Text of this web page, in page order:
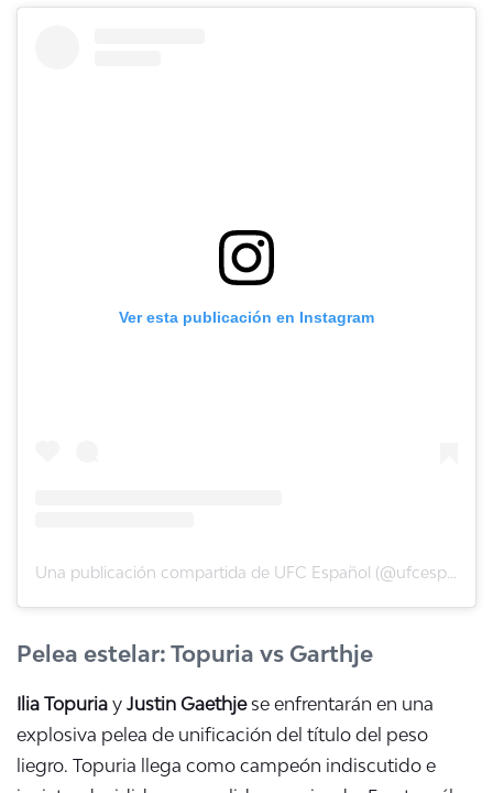
Ver esta publicación en Instagram
Pelea estelar: Topuria vs Garthje
Ilia Topuria y Justin Gaethjese enfrentarán en una
explosiva pelea de unificación del título del peso
liegro. Topuria llega como campeón indiscutido e